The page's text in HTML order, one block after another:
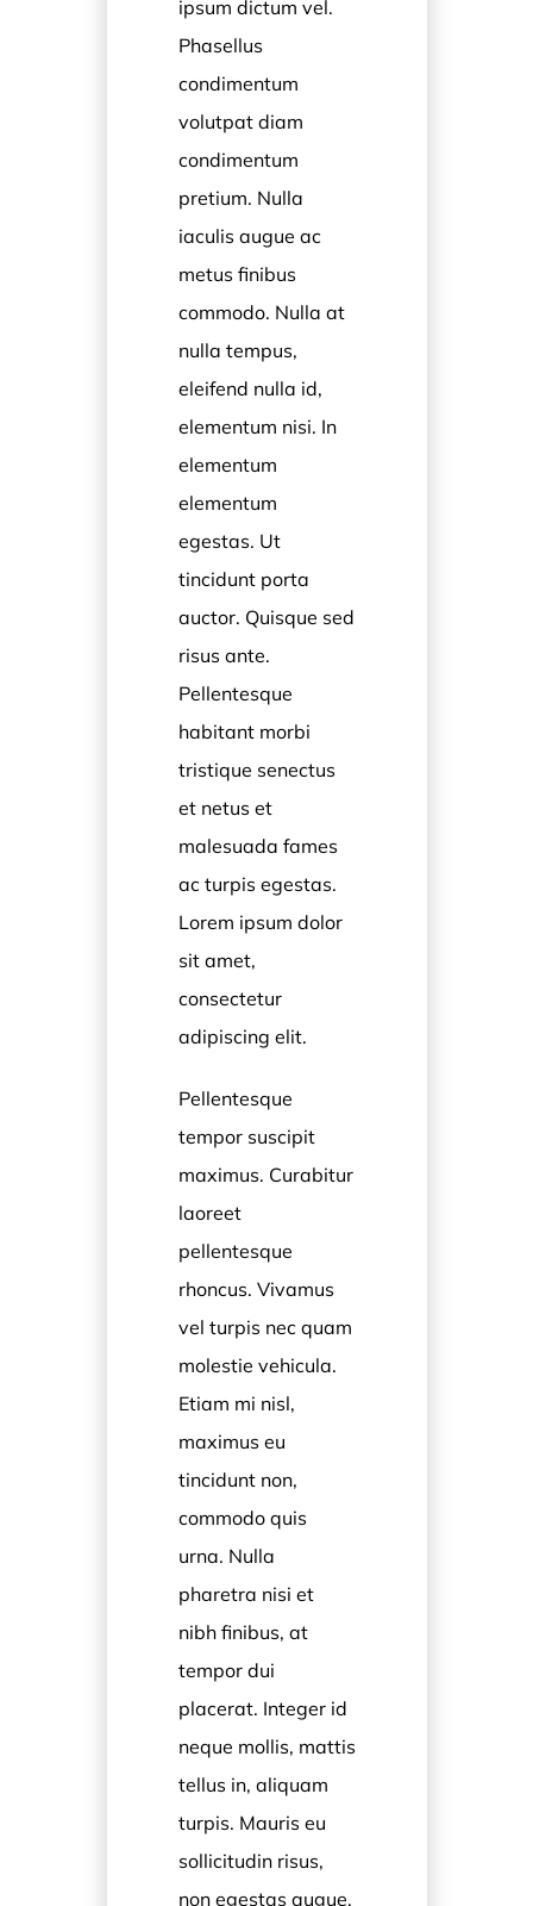
ipsum dictum vel.
Phasellus
condimentum
volutpat diam
condimentum
pretium. Nulla
iaculis augue ac
metus finibus
commodo. Nulla at
nulla tempus,
eleifend nulla id,
elementum nisi. In
elementum
elementum
egestas. Ut
tincidunt porta
auctor. Quisque sed
risus ante.
Pellentesque
habitant morbi
tristique senectus
et netus et
malesuada fames
ac turpis egestas.
Lorem ipsum dolor
sit amet,
consectetur
adipiscing elit.
Pellentesque
tempor suscipit
maximus. Curabitur
laoreet
pellentesque
rhoncus. Vivamus
vel turpis nec quam
molestie vehicula.
Etiam mi nisl,
maximus eu
tincidunt non,
commodo quis
urna. Nulla
pharetra nisi et
nibh finibus, at
tempor dui
placerat. Integer id
neque mollis, mattis
tellus in, aliquam
turpis. Mauris eu
sollicitudin risus,
non egestas augue.